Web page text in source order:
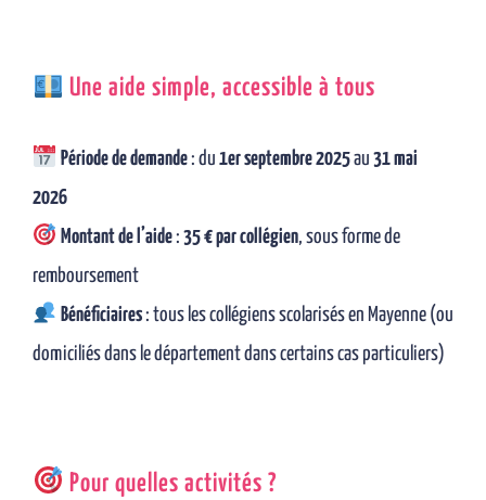
Une aide simple, accessible à tous
Période de demande: du 1er septembre 2025au 31 mai
2026
Montant de l’aide: 35 € par collégien, sous forme de
remboursement
Bénéficiaires: tous les collégiens scolarisés en Mayenne (ou
domiciliés dans le département dans certains cas particuliers)
Pour quelles activités ?